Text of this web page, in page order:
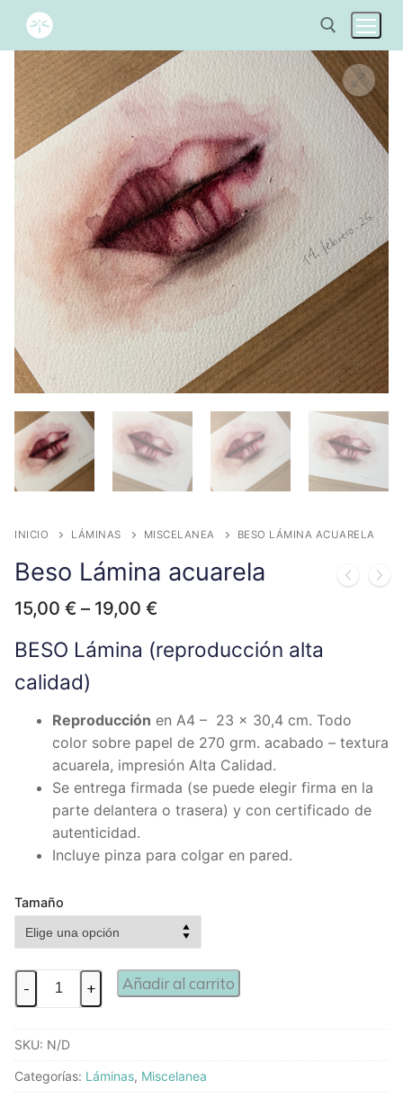
INICIO LÁMINAS MISCELANEA BESO LÁMINA ACUARELA
Beso Lámina acuarela
15,00 € – 19,00 €
BESO Lámina (reproducción alta
calidad)
Reproducción en A4 – 23 x 30,4 cm. Todo
color sobre papel de 270 grm. acabado – textura
acuarela, impresión Alta Calidad.
Se entrega firmada (se puede elegir firma en la
parte delantera o trasera) y con certificado de
autenticidad.
Incluye pinza para colgar en pared.
Tamaño
- + Añadir al carrito
SKU: N/D
Categorías: Láminas, Miscelanea